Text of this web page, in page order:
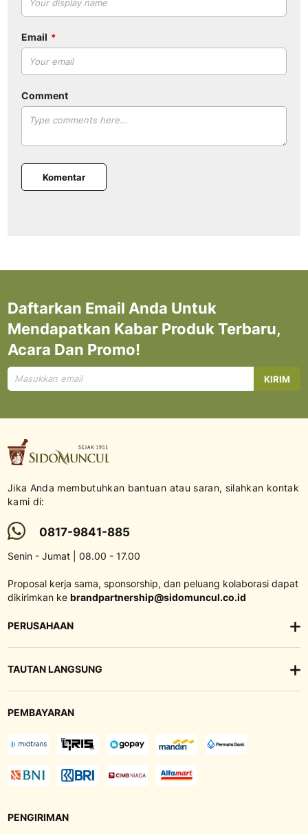
Email
Comment
Komentar
Daftarkan Email Anda Untuk
Mendapatkan Kabar Produk Terbaru,
Acara Dan Promo!
Mendaftar
untuk
KIRIM
Jika Anda membutuhkan bantuan atau saran, silahkan kontak
kami di:
0817-9841-885
Senin - Jumat | 08.00 - 17.00
Proposal kerja sama, sponsorship, dan peluang kolaborasi dapat
dikirimkan ke brandpartnership@sidomuncul.co.id
PERUSAHAAN
TAUTAN LANGSUNG
PEMBAYARAN
PENGIRIMAN